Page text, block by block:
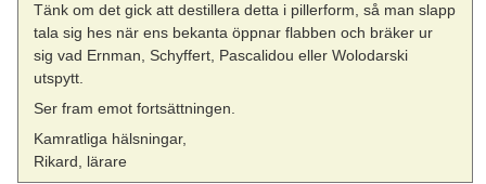
Tänk om det gick att destillera detta i pillerform, så man slapp
tala sig hes när ens bekanta öppnar flabben och bräker ur
sig vad Ernman, Schyffert, Pascalidou eller Wolodarski
utspytt.
Ser fram emot fortsättningen.
Kamratliga hälsningar,
Rikard, lärare